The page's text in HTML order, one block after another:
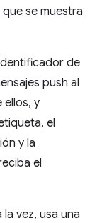
se muestra
de
push al
ellos, y
el
y la
el
vez, usa una